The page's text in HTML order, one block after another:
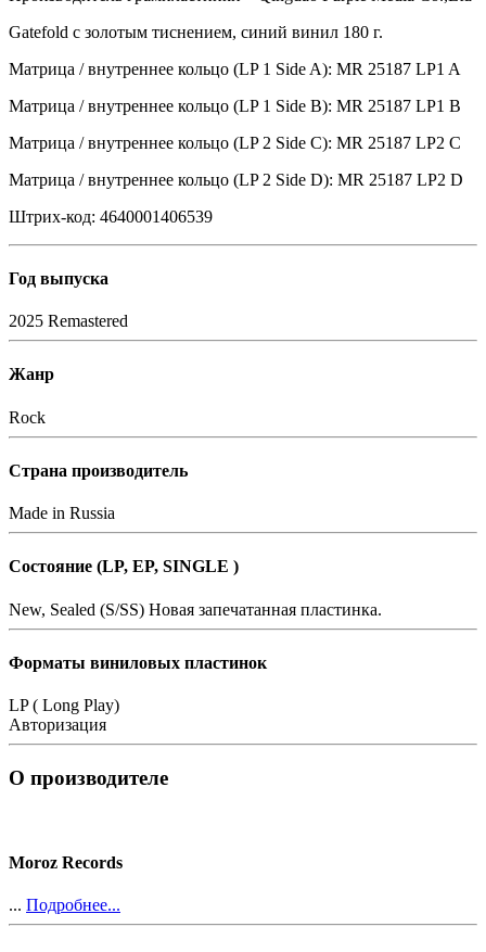
Gatefold с золотым тиснением, синий винил 180 г.
Матрица / внутреннее кольцо (LP 1 Side A): MR 25187 LP1 A
Матрица / внутреннее кольцо (LP 1 Side B): MR 25187 LP1 B
Матрица / внутреннее кольцо (LP 2 Side C): MR 25187 LP2 C
Матрица / внутреннее кольцо (LP 2 Side D): MR 25187 LP2 D
Штрих-код: 4640001406539
Год выпуска
2025 Remastered
Жанр
Rock
Страна производитель
Made in Russia
Состояние (LP, EP, SINGLE )
New, Sealed (S/SS) Новая запечатанная пластинка.
Форматы виниловых пластинок
LP ( Long Play)
Авторизация
О производителе
Moroz Records
... Подробнее...